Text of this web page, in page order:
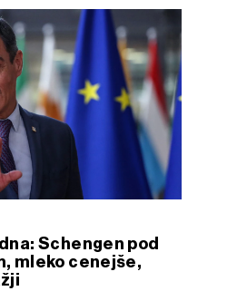
Schengen pod
mleko cenejše,